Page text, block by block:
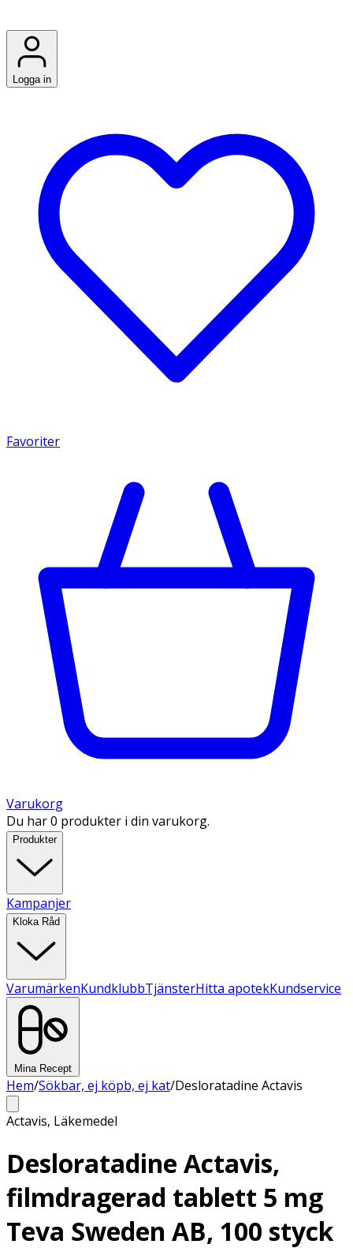
Logga in
Favoriter
Varukorg
Du har 0 produkter i din varukorg.
Produkter
Kampanjer
Kloka Råd
VarumärkenKundklubbTjänsterHitta apotekKundservice
Mina Recept
Hem/Sökbar, ej köpb, ej kat/Desloratadine Actavis
Actavis, Läkemedel
Desloratadine Actavis,
filmdragerad tablett 5 mg
Teva Sweden AB, 100 styck